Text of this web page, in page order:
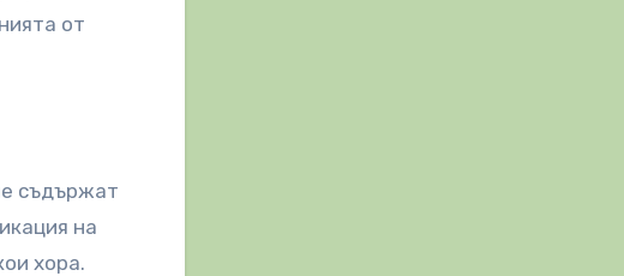
от
съдържат
на
хора.